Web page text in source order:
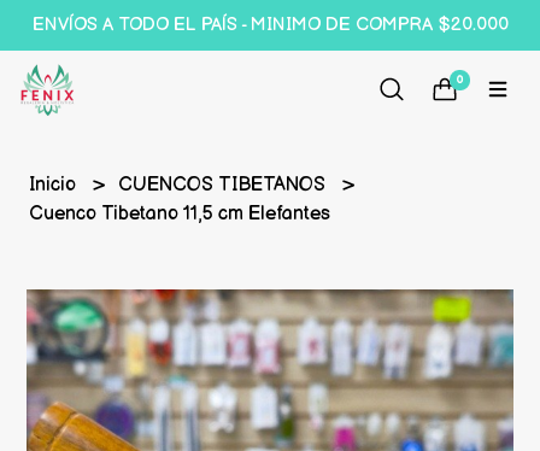
ENVÍOS A TODO EL PAÍS - MINIMO DE COMPRA $20.000
0
Inicio
CUENCOS TIBETANOS
Cuenco Tibetano 11,5 cm Elefantes